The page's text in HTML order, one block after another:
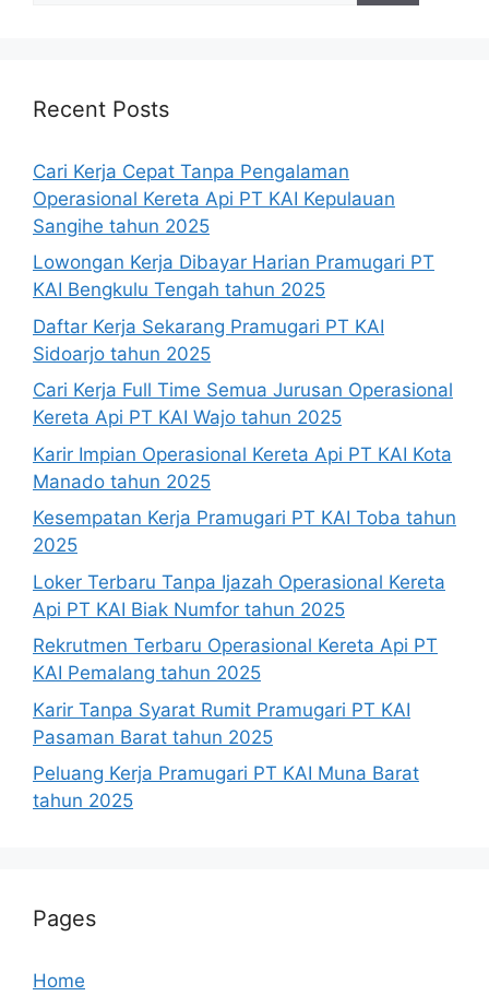
Recent Posts
Cari Kerja Cepat Tanpa Pengalaman
Operasional Kereta Api PT KAI Kepulauan
Sangihe tahun 2025
Lowongan Kerja Dibayar Harian Pramugari PT
KAI Bengkulu Tengah tahun 2025
Daftar Kerja Sekarang Pramugari PT KAI
Sidoarjo tahun 2025
Cari Kerja Full Time Semua Jurusan Operasional
Kereta Api PT KAI Wajo tahun 2025
Karir Impian Operasional Kereta Api PT KAI Kota
Manado tahun 2025
Kesempatan Kerja Pramugari PT KAI Toba tahun
2025
Loker Terbaru Tanpa Ijazah Operasional Kereta
Api PT KAI Biak Numfor tahun 2025
Rekrutmen Terbaru Operasional Kereta Api PT
KAI Pemalang tahun 2025
Karir Tanpa Syarat Rumit Pramugari PT KAI
Pasaman Barat tahun 2025
Peluang Kerja Pramugari PT KAI Muna Barat
tahun 2025
Pages
Home